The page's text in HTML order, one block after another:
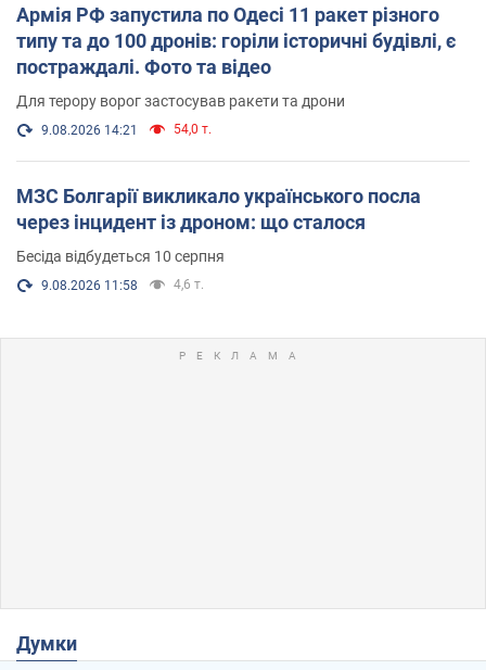
Армія РФ запустила по Одесі 11 ракет різного
типу та до 100 дронів: горіли історичні будівлі, є
постраждалі. Фото та відео
Для терору ворог застосував ракети та дрони
9.08.2026 14:21 54,0 т.
МЗС Болгарії викликало українського посла
через інцидент із дроном: що сталося
Бесіда відбудеться 10 серпня
9.08.2026 11:58 4,6 т.
Думки